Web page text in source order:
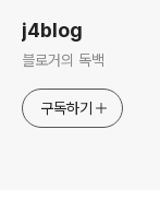
j4blog
블로거의 독백
구독하기